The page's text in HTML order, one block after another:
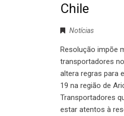
Chile
Notícias
Resolução impõe
transportadores
altera regras para
19 na região de
Transportadores
estar atentos à